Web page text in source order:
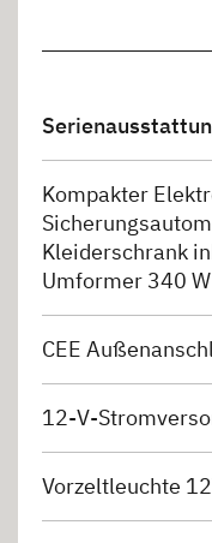
Kompakter
Kleiderschrank
Umformer 340 W
CEE
12-V-
Vorzeltleuchte